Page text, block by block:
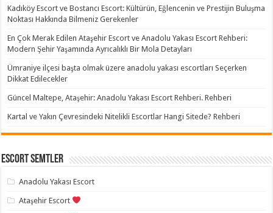
Kadıköy Escort ve Bostancı Escort: Kültürün, Eğlencenin ve Prestijin Buluşma
Noktası Hakkında Bilmeniz Gerekenler
En Çok Merak Edilen Ataşehir Escort ve Anadolu Yakası Escort Rehberi:
Modern Şehir Yaşamında Ayrıcalıklı Bir Mola Detayları
Ümraniye ilçesi başta olmak üzere anadolu yakası escortları Seçerken
Dikkat Edilecekler
Güncel Maltepe, Ataşehir: Anadolu Yakası Escort Rehberi. Rehberi
Kartal ve Yakın Çevresindeki Nitelikli Escortlar Hangi Sitede? Rehberi
Escort Semtler
Anadolu Yakası Escort
Ataşehir Escort